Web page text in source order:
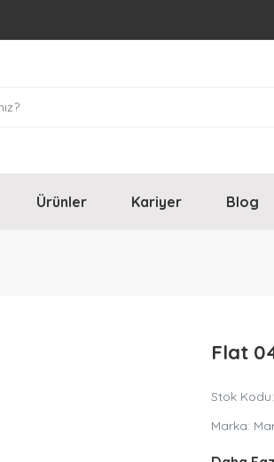
Ürünler Kariyer Blog
Flat
Stok
Marka: